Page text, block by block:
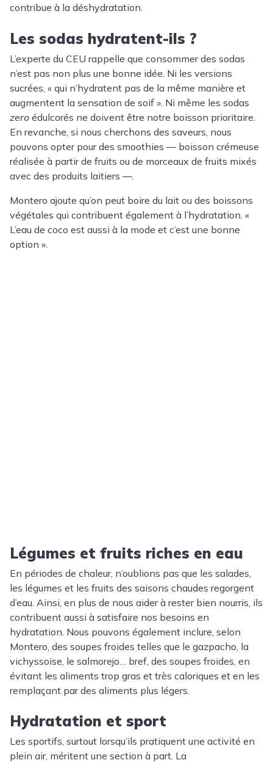
contribue à la déshydratation.
Les sodas hydratent-ils ?
L’experte du CEU rappelle que consommer des sodas
n’est pas non plus une bonne idée. Ni les versions
sucrées, « qui n’hydratent pas de la même manière et
augmentent la sensation de soif ». Ni même les sodas
zero édulcorés ne doivent être notre boisson prioritaire.
En revanche, si nous cherchons des saveurs, nous
pouvons opter pour des smoothies — boisson crémeuse
réalisée à partir de fruits ou de morceaux de fruits mixés
avec des produits laitiers —.
Montero ajoute qu’on peut boire du lait ou des boissons
végétales qui contribuent également à l’hydratation. «
L’eau de coco est aussi à la mode et c’est une bonne
option ».
Légumes et fruits riches en eau
En périodes de chaleur, n’oublions pas que les salades,
les légumes et les fruits des saisons chaudes regorgent
d’eau. Ainsi, en plus de nous aider à rester bien nourris, ils
contribuent aussi à satisfaire nos besoins en
hydratation. Nous pouvons également inclure, selon
Montero, des soupes froides telles que le gazpacho, la
vichyssoise, le salmorejo… bref, des soupes froides, en
évitant les aliments trop gras et très caloriques et en les
remplaçant par des aliments plus légers.
Hydratation et sport
Les sportifs, surtout lorsqu’ils pratiquent une activité en
plein air, méritent une section à part. La